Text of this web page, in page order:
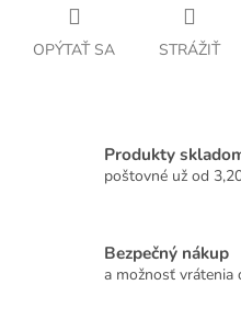
OPÝTAŤ SA STRÁŽIŤ
Produkty
poštovné už od
Bezpečný nákup
a možnosť vrátenia